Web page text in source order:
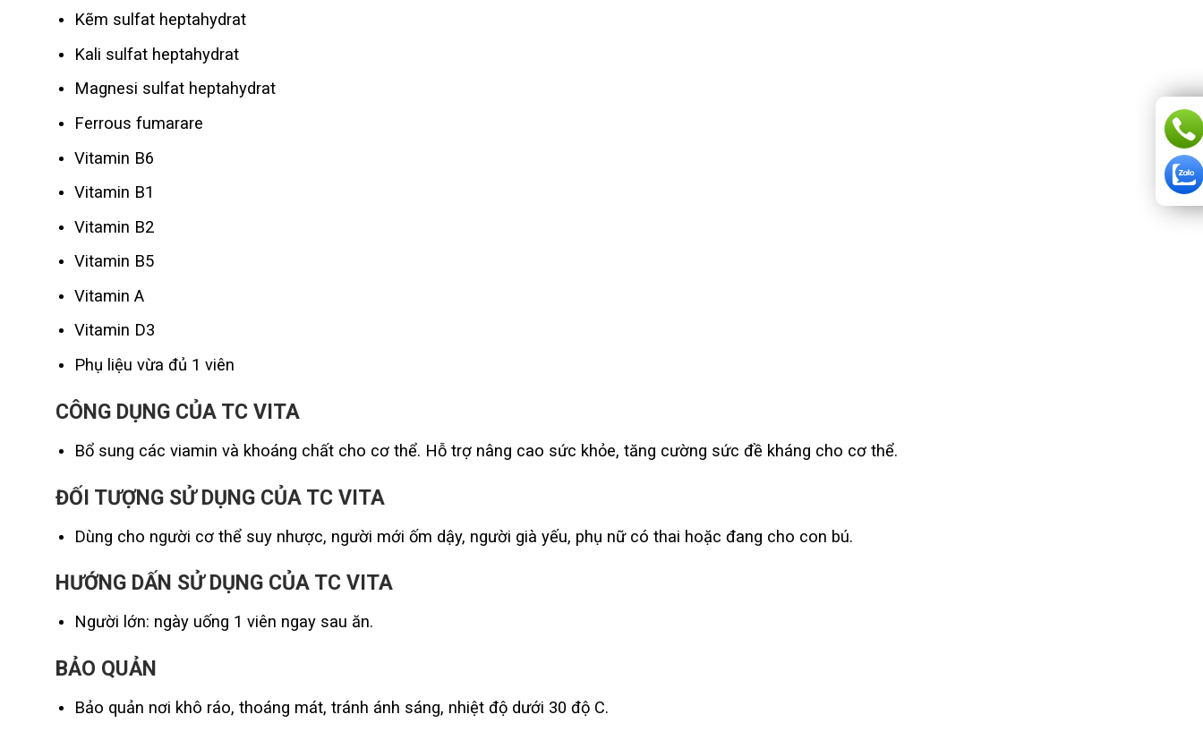
Kẽm sulfat heptahydrat
Kali sulfat heptahydrat
Magnesi sulfat heptahydrat
Ferrous fumarare
Vitamin B6
Vitamin B1
Vitamin B2
Vitamin B5
Vitamin A
Vitamin D3
Phụ liệu vừa đủ 1 viên
CÔNG DỤNG CỦA TC VITA
Bổ sung các viamin và khoáng chất cho cơ thể. Hỗ trợ nâng cao sức khỏe, tăng cường sức đề kháng cho cơ thể.
ĐỐI TƯỢNG SỬ DỤNG CỦA TC VITA
Dùng cho người cơ thể suy nhược, người mới ốm dậy, người già yếu, phụ nữ có thai hoặc đang cho con bú.
HƯỚNG DẤN SỬ DỤNG CỦA TC VITA
Người lớn: ngày uống 1 viên ngay sau ăn.
BẢO QUẢN
Bảo quản nơi khô ráo, thoáng mát, tránh ánh sáng, nhiệt độ dưới 30 độ C.